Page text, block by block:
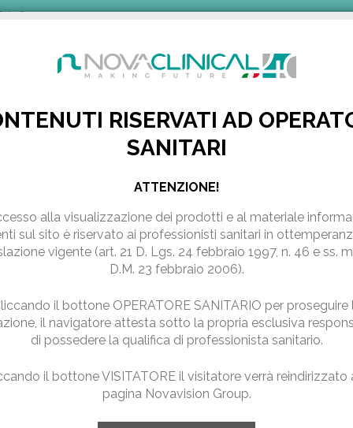
RISERVATI AD
SANITARI
ATTENZIONE!
alla visualizzazione dei prodotti e al materiale
sul sito è riservato ai professionisti sanitari in
vigente (art. 21 D. Lgs. 24 febbraio 1997, n. 46 e ss.
D.M. 23 febbraio 2006).
il bottone OPERATORE SANITARIO per proseguire
il navigatore attesta sotto la propria esclusiva
di possedere la qualifica di professionista sanitario.
il bottone VISITATORE il visitatore verrà reindirizzato
pagina Novavision Group.
240
AZIENDA PRODOTTI
in vista della